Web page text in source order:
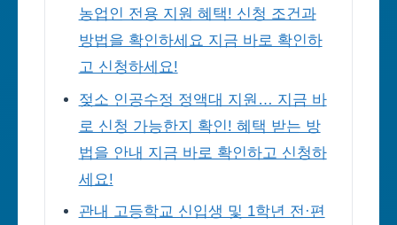
농업인 전용 지원 혜택! 신청 조건과
방법을 확인하세요 지금 바로 확인하
고 신청하세요!
젖소 인공수정 정액대 지원… 지금 바
로 신청 가능한지 확인! 혜택 받는 방
법을 안내 지금 바로 확인하고 신청하
세요!
관내 고등학교 신입생 및 1학년 전·편